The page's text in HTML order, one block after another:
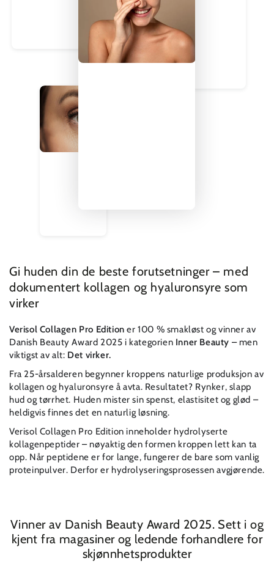
Gi huden din de beste forutsetninger – med
dokumentert kollagen og hyaluronsyre som
virker
Verisol Collagen Pro Editioner 100 % smakløst og vinner av
Danish Beauty Award 2025 i kategorien Inner Beauty – men
viktigst av alt: Det virker.
Fra 25-årsalderen begynner kroppens naturlige produksjon av
kollagen og hyaluronsyre å avta. Resultatet? Rynker, slapp
hud og tørrhet. Huden mister sin spenst, elastisitet og glød –
heldigvis finnes det en naturlig løsning.
Verisol Collagen Pro Edition inneholder hydrolyserte
kollagenpeptider – nøyaktig den formen kroppen lett kan ta
opp. Når peptidene er for lange, fungerer de bare som vanlig
proteinpulver. Derfor er hydrolyseringsprosessen avgjørende.
Vinner av Danish Beauty Award 2025. Sett i og
kjent fra magasiner og ledende forhandlere for
skjønnhetsprodukter